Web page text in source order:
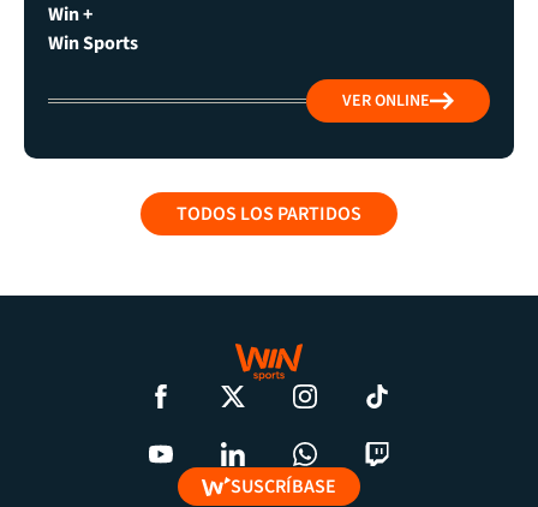
Win +
Win Sports
VER ONLINE
TODOS LOS PARTIDOS
SUSCRÍBASE